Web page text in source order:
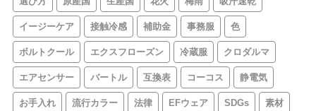
イージーケア 接触冷感 補助金 事務服 色
ボルトクール エクスフローズン 冷蔵服 クロダルマ
エアセンサー バートル 互換表 コーコス 静電気
お手入れ 流行カラー 法律 EFウェア SDGs 素材